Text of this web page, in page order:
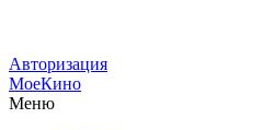
Авторизация
МоеКино
Меню